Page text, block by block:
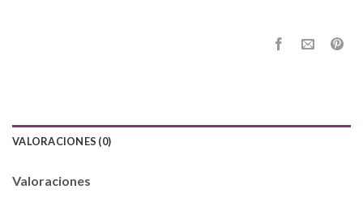
VALORACIONES (0)
Valoraciones